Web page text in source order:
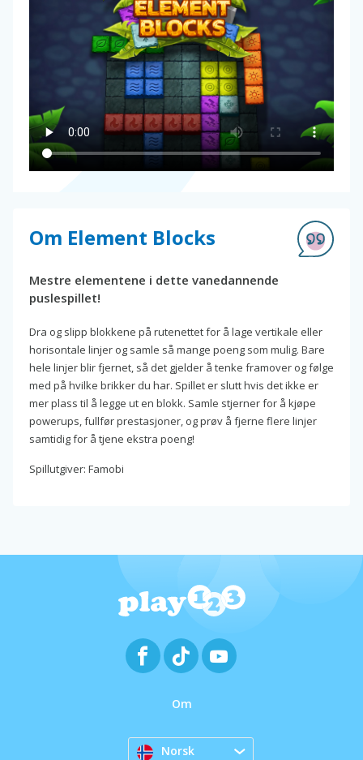
Om Element Blocks
Mestre elementene i dette vanedannende
puslespillet!
Dra og slipp blokkene på rutenettet for å lage vertikale eller
horisontale linjer og samle så mange poeng som mulig. Bare
hele linjer blir fjernet, så det gjelder å tenke framover og følge
med på hvilke brikker du har. Spillet er slutt hvis det ikke er
mer plass til å legge ut en blokk. Samle stjerner for å kjøpe
powerups, fullfør prestasjoner, og prøv å fjerne flere linjer
samtidig for å tjene ekstra poeng!
Spillutgiver: Famobi
Om
Norsk